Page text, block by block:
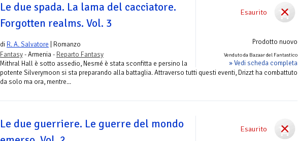
Esaurito
Prodotto nuovo
Venduto da Bazaar del Fantastico
» Vedi scheda completa
Le due spada. La lama del cacciatore.
Forgotten realms. Vol. 3
di R. A. Salvatore | Romanzo
Fantasy- Armenia - Reparto Fantasy
Mithral Hall è sotto assedio, Nesmé è stata sconfitta e persino la
potente Silverymoon si sta preparando alla battaglia. Attraverso tutti questi eventi, Drizzt ha combattuto
da solo ma ora, mentre...
Esaurito
Le due guerriere. Le guerre del mondo